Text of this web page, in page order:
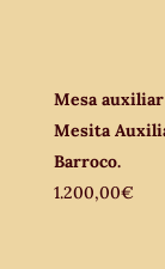
Mesa
Mesita
Barroco.
1.200,00€